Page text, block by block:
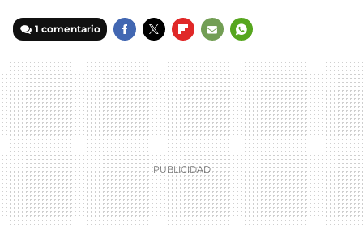
1 comentario
MAIL